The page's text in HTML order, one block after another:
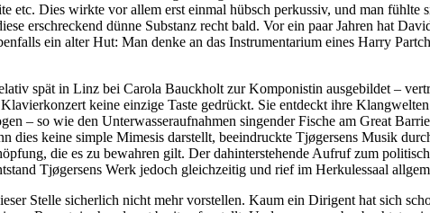
etc. Dies wirkte vor allem erst einmal hübsch perkussiv, und man
erschreckend dünne Substanz recht bald. Vor ein paar Jahren hat
ein alter Hut: Man denke an das Instrumentarium eines Harry
spät in Linz bei Carola Bauckholt zur Komponistin ausgebildet –
keine einzige Taste gedrückt. Sie entdeckt ihre
– so wie den Unterwasseraufnahmen singender Fische am Great
dies keine simple Mimesis darstellt, beeindruckte Tjøgersens Musik
die es zu bewahren gilt. Der dahinterstehende Aufruf zum
Tjøgersens Werk jedoch gleichzeitig und rief im Herkulessaal
Stelle sicherlich nicht mehr vorstellen. Kaum ein Dirigent hat sich